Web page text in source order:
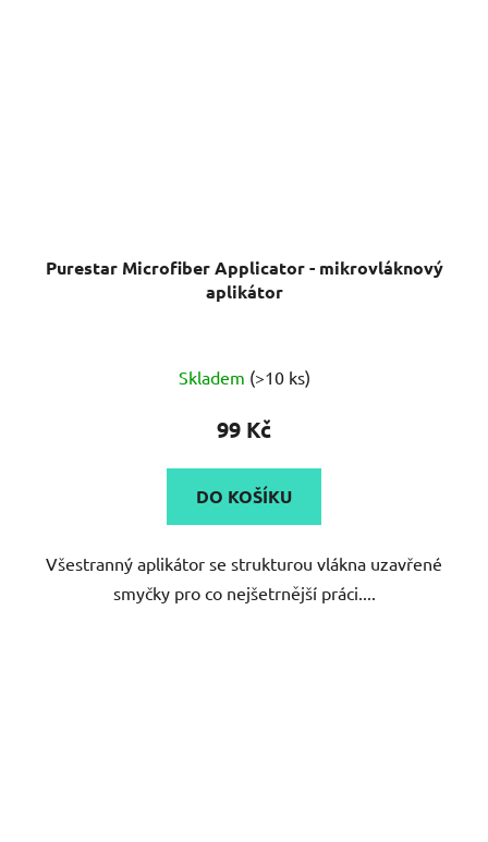
Purestar Microfiber Applicator - mikrovláknový
aplikátor
Skladem (>10 ks)
99 Kč
DO KOŠÍKU
Všestranný aplikátor se strukturou vlákna uzavřené
smyčky pro co nejšetrnější práci....